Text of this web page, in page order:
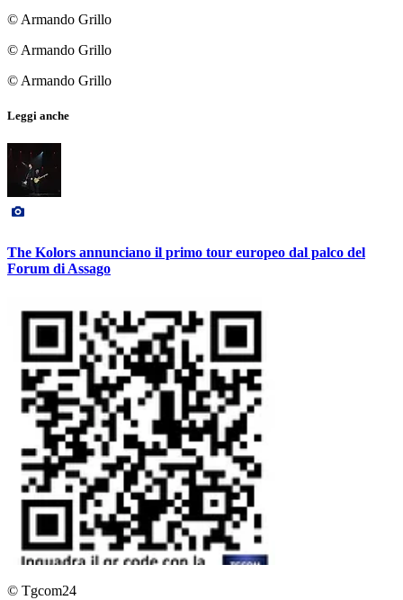
© Armando Grillo
© Armando Grillo
© Armando Grillo
Leggi anche
The Kolors annunciano il primo tour europeo dal palco del
Forum di Assago
© Tgcom24